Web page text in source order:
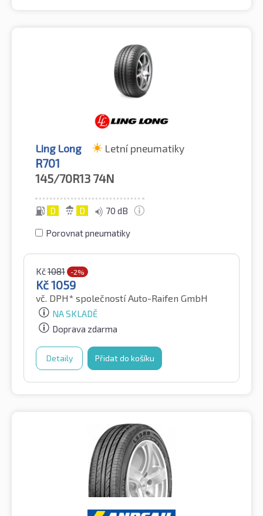
Ling Long Letní pneumatiky
R701
145/70R13 74N
D D 70 dB
Porovnat pneumatiky
Kč1081 -2%
Kč1059
vč. DPH* společností Auto-Raifen GmbH
NA SKLADĚ
Doprava zdarma
Detaily Přidat do košíku